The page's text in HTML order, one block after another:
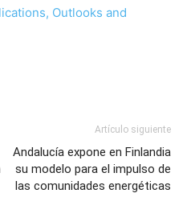
Outlooks and
Artículo siguiente
Andalucía expone en Finlandia
su modelo para el impulso de
las comunidades energéticas